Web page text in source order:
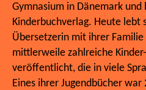
Gymnasium in Dänemark und
Kinderbuchverlag. Heute lebt
Übersetzerin mit ihrer
mittlerweile zahlreiche
veröffentlicht, die in viele
Eines ihrer Jugendbücher